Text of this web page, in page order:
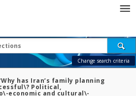
Change search criteria
has Iran’s family planning
Political,
economic and cultural\-